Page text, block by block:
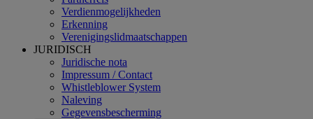
Verdienmogelijkheden
Erkenning
Verenigingslidmaatschappen
JURIDISCH
Juridische nota
Impressum / Contact
Whistleblower System
Naleving
Gegevensbescherming